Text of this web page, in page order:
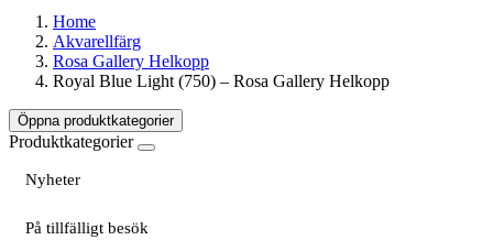
Home
Akvarellfärg
Rosa Gallery Helkopp
Royal Blue Light (750) – Rosa Gallery Helkopp
Öppna produktkategorier
Produktkategorier
Nyheter
På tillfälligt besök